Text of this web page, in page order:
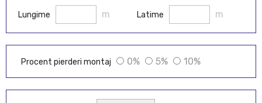
Lungime m Latime m
Procent pierderi montaj 0% 5% 10%